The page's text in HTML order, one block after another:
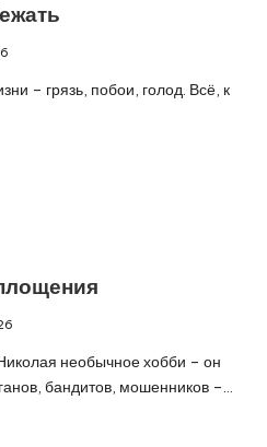
– грязь, побои, голод. Всё, к
необычное хобби – он
бандитов, мошенников –…